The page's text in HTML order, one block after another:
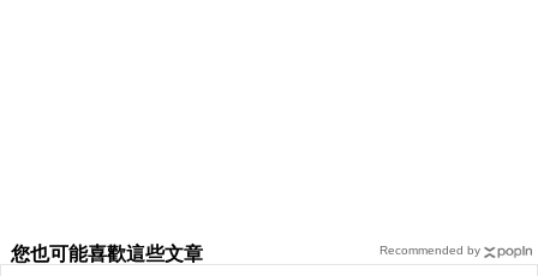
您也可能喜歡這些文章
Recommended by